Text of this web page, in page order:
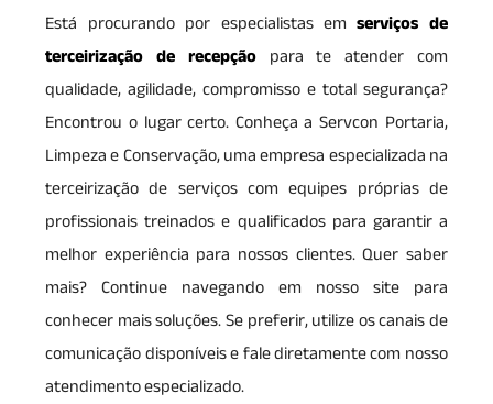
Está procurando por especialistas emserviços de
terceirização de recepçãopara te atender com
qualidade, agilidade, compromisso e total segurança?
Encontrou o lugar certo. Conheça a Servcon Portaria,
Limpeza e Conservação, uma empresa especializada na
terceirização de serviços com equipes próprias de
profissionais treinados e qualificados para garantir a
melhor experiência para nossos clientes. Quer saber
mais? Continue navegando em nosso site para
conhecer mais soluções. Se preferir, utilize os canais de
comunicação disponíveis e fale diretamente com nosso
atendimento especializado.